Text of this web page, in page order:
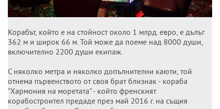
Корабът, който е на стойност около 1 млрд. евро, е дълъг
362 м и широк 66 м. Той може да поеме над 8000 души,
включително 2200 души екипаж.
С няколко метра и няколко допълнителни каюти, той
отнема първенството от своя брат близнак - кораба
"Хармония на моретата" - който френският
корабостроител предаде през май 2016 г. на същия